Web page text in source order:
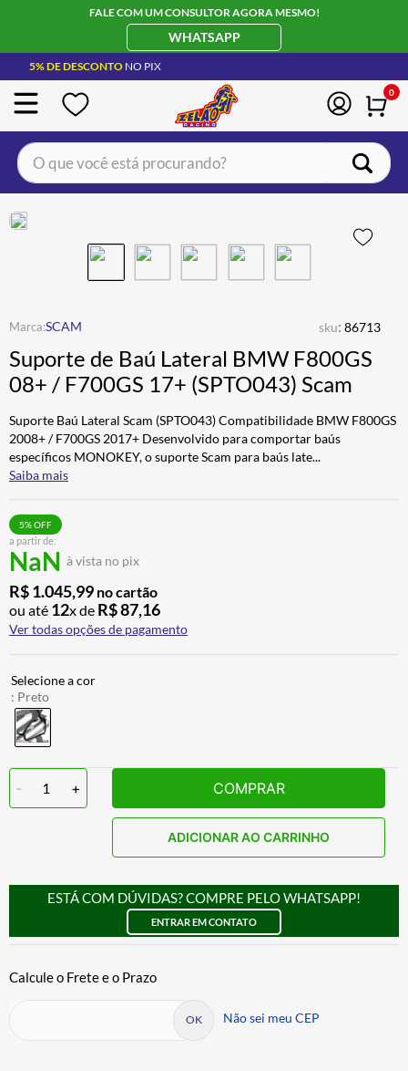
FALE COM UM CONSULTOR AGORA MESMO!
WHATSAPP
5% DE DESCONTO NO PIX
0
O que você está procurando?
SCAM sku: 86713
Suporte de Baú Lateral BMW F800GS
08+ / F700GS 17+ (SPTO043) Scam
Suporte Baú Lateral Scam (SPTO043) Compatibilidade BMW F800GS
2008+ / F700GS 2017+ Desenvolvido para comportar baús
específicos MONOKEY, o suporte Scam para baús late...
Saiba mais
a partir de:
NaN à vista no pix
5% OFF
R$1.045,99 no cartão
ou até 12x de R$87,16
Ver todas opções de pagamento
: Preto
- 1 + COMPRAR
ADICIONAR AO CARRINHO
ESTÁ COM DÚVIDAS? COMPRE PELO WHATSAPP!
ENTRAR EM CONTATO
Não sei meu CEP
BOTA
4º ÓCULOS SOLAR
5º LUVA
6º BAU
7º CALÇA
8º ALPINESTAR
9º AIROH
10º